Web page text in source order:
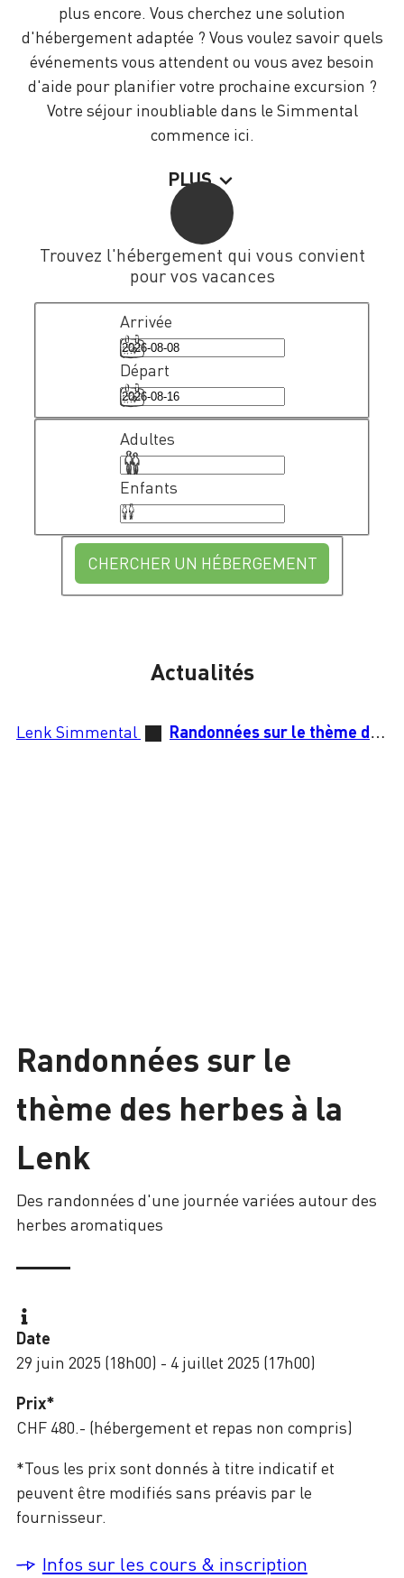
plus encore. Vous cherchez une solution
d'hébergement adaptée ? Vous voulez savoir quels
événements vous attendent ou vous avez besoin
d'aide pour planifier votre prochaine excursion ?
Votre séjour inoubliable dans le Simmental
commence ici.
PLUS
Trouvez l'hébergement qui vous convient
pour vos vacances
Arrivée
Départ
Adultes
Enfants
CHERCHER UN HÉBERGEMENT
Actualités
Lenk Simmental Randonnées sur le thème des herbes à la Lenk
Randonnées sur le
thème des herbes à la
Lenk
Des randonnées d'une journée variées autour des
herbes aromatiques
Date
29 juin 2025 (18h00) - 4 juillet 2025 (17h00)
Prix*
CHF 480.- (hébergement et repas non compris)
*Tous les prix sont donnés à titre indicatif et
peuvent être modifiés sans préavis par le
fournisseur.
Infos sur les cours & inscription